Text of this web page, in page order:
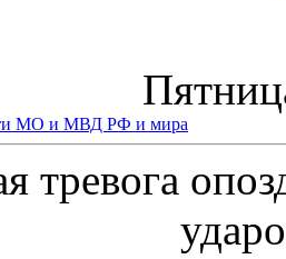
МО и МВД РФ и мира
тревога